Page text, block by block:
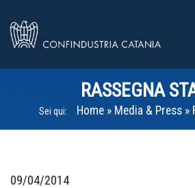
RASSEGNA
Sei qui: Home» Media & Press»
09/04/2014